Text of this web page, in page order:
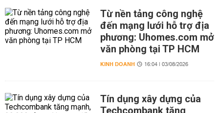
Từ nền tảng công nghệ
đến mạng lưới hỗ trợ địa
phương: Uhomes.com mở
văn phòng tại TP HCM
KINH DOANH 16:04 | 03/08/2026
Tín dụng xây dựng của
Techcombank tăng